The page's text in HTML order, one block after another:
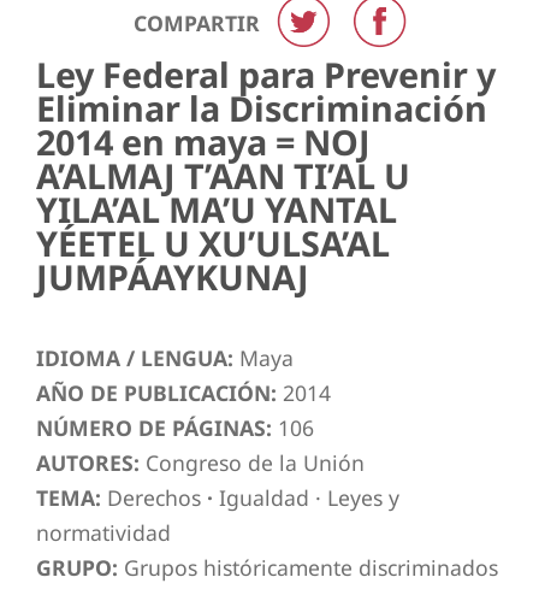
COMPARTIR
Ley Federal para Prevenir y
Eliminar la Discriminación
2014 en maya = NOJ
A’ALMAJ T’AAN TI’AL U
YILA’AL MA’U YANTAL
YÉETEL U XU’ULSA’AL
JUMPÁAYKUNAJ
IDIOMA / LENGUA: Maya
AÑO DE PUBLICACIÓN: 2014
NÚMERO DE PÁGINAS: 106
AUTORES: Congreso de la Unión
TEMA: Derechos · Igualdad · Leyes y
normatividad
GRUPO: Grupos históricamente discriminados